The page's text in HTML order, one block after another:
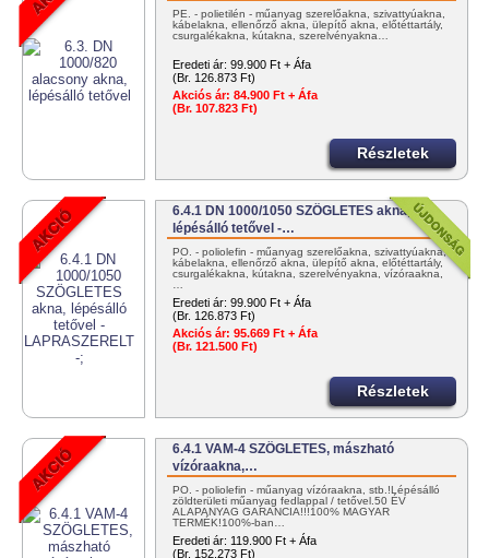
PE. - polietilén - műanyag szerelőakna, szivattyúakna,
kábelakna, ellenőrző akna, ülepítő akna, előtéttartály,
csurgalékakna, kútakna, szerelvényakna…
Eredeti ár: 99.900 Ft + Áfa
(Br. 126.873 Ft)
Akciós ár: 84.900 Ft + Áfa
(Br. 107.823 Ft)
Részletek
6.4.1 DN 1000/1050 SZÖGLETES akna,
lépésálló tetővel -…
PO. - poliolefin - műanyag szerelőakna, szivattyúakna,
kábelakna, ellenőrző akna, ülepítő akna, előtéttartály,
csurgalékakna, kútakna, szerelvényakna, vízóraakna,
…
Eredeti ár: 99.900 Ft + Áfa
(Br. 126.873 Ft)
Akciós ár: 95.669 Ft + Áfa
(Br. 121.500 Ft)
Részletek
6.4.1 VAM-4 SZÖGLETES, mászható
vízóraakna,…
PO. - poliolefin - műanyag vízóraakna, stb.!Lépésálló
zöldterületi műanyag fedlappal / tetővel.50 ÉV
ALAPANYAG GARANCIA!!!100% MAGYAR
TERMÉK!100%-ban…
Eredeti ár: 119.900 Ft + Áfa
(Br. 152.273 Ft)